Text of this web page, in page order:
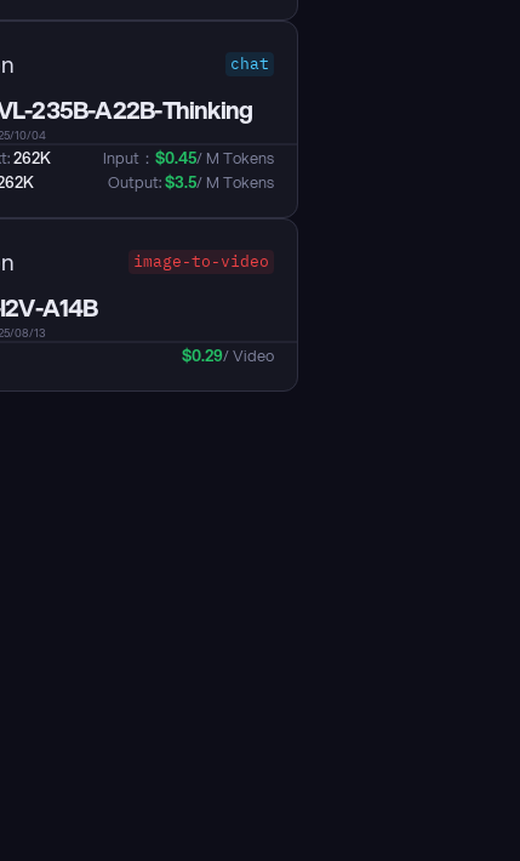
chat
235B-A22B-Thinking
10/04
262K
Input： $0.45/ M Tokens
Output: $3.5/ M Tokens
image-to-video
A14B
08/13
$0.29/ Video